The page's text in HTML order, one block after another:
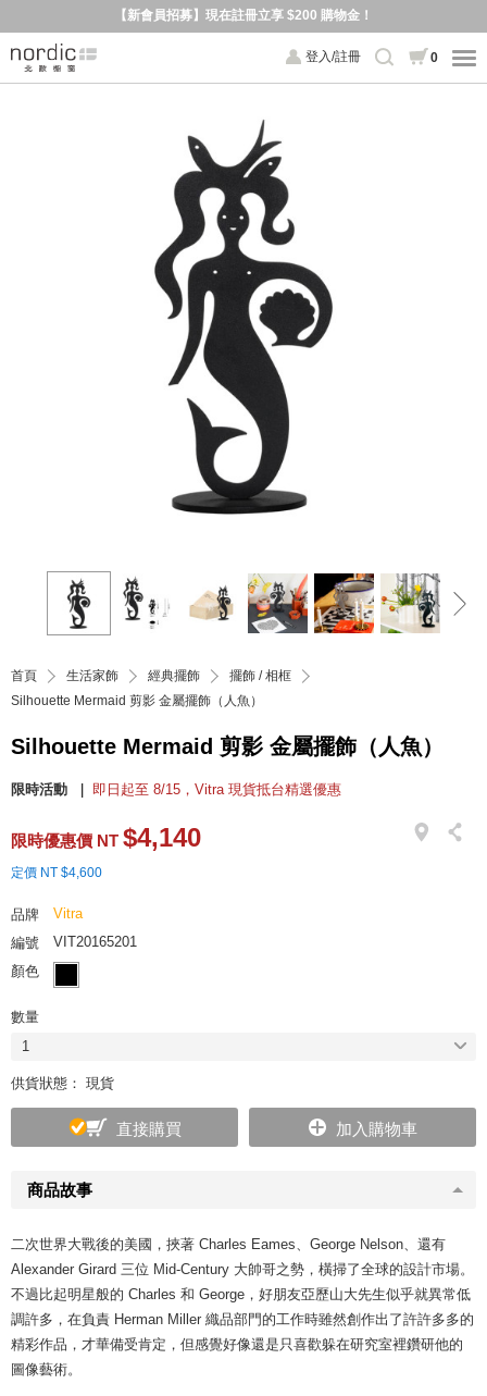
【新會員招募】現在註冊立享 $200 購物金！
登入/註冊 0
首頁 生活家飾 經典擺飾
擺飾 / 相框
Silhouette Mermaid 剪影 金屬擺飾（人魚）
Silhouette Mermaid 剪影 金屬擺飾（人魚）
限時活動 即日起至 8/15，Vitra 現貨抵台精選優惠
商品故事
二次世界大戰後的美國，挾著 Charles Eames、George Nelson、還有
Alexander Girard 三位 Mid-Century 大帥哥之勢，橫掃了全球的設計市場。
不過比起明星般的 Charles 和 George，好朋友亞歷山大先生似乎就異常低
調許多，在負責 Herman Miller 織品部門的工作時雖然創作出了許許多多的
精彩作品，才華備受肯定，但感覺好像還是只喜歡躲在研究室裡鑽研他的
圖像藝術。
限時優惠價 NT $4,140
定價 NT $4,600
品牌
Vitra
編號
VIT20165201
顏色
數量
1
供貨狀態： 現貨
直接購買 加入購物車